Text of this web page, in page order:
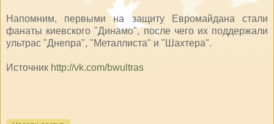
Напомним, первыми на защиту Евромайдана стали
фанаты киевского "Динамо", после чего их поддержали
ультрас "Днепра", "Металлиста" и "Шахтера".
Источник http://vk.com/bwultras